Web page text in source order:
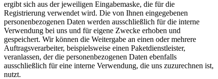
ergibt sich aus der jeweiligen Eingabemaske, die für die
Registrierung verwendet wird. Die von Ihnen eingegebenen
personenbezogenen Daten werden ausschließlich für die interne
Verwendung bei uns und für eigene Zwecke erhoben und
gespeichert. Wir können die Weitergabe an einen oder mehrere
Auftragsverarbeiter, beispielsweise einen Paketdienstleister,
veranlassen, der die personenbezogenen Daten ebenfalls
ausschließlich für eine interne Verwendung, die uns zuzurechnen ist,
nutzt.